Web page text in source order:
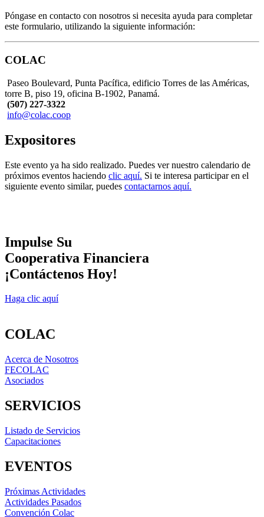
Póngase en contacto con nosotros si necesita ayuda para completar
este formulario, utilizando la siguiente información:
COLAC
Paseo Boulevard, Punta Pacífica, edificio Torres de las Américas,
torre B, piso 19, oficina B-1902, Panamá.
(507) 227-3322
info@colac.coop
Expositores
Este evento ya ha sido realizado. Puedes ver nuestro calendario de
próximos eventos haciendo clic aquí. Si te interesa participar en el
siguiente evento similar, puedes contactarnos aquí.
Impulse Su
Cooperativa Financiera
¡Contáctenos Hoy!
Haga clic aquí
COLAC
Acerca de Nosotros
FECOLAC
Asociados
SERVICIOS
Listado de Servicios
Capacitaciones
EVENTOS
Próximas Actividades
Actividades Pasados
Convención Colac